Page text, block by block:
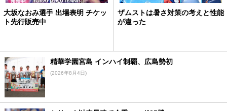
大坂なおみ選手 出場表明 チケッ
ト先行販売中
ザムストは暑さ対策の考えと性能
が違った
精華学園宮島 インハイ制覇、広島勢初
(2026年8月4日)